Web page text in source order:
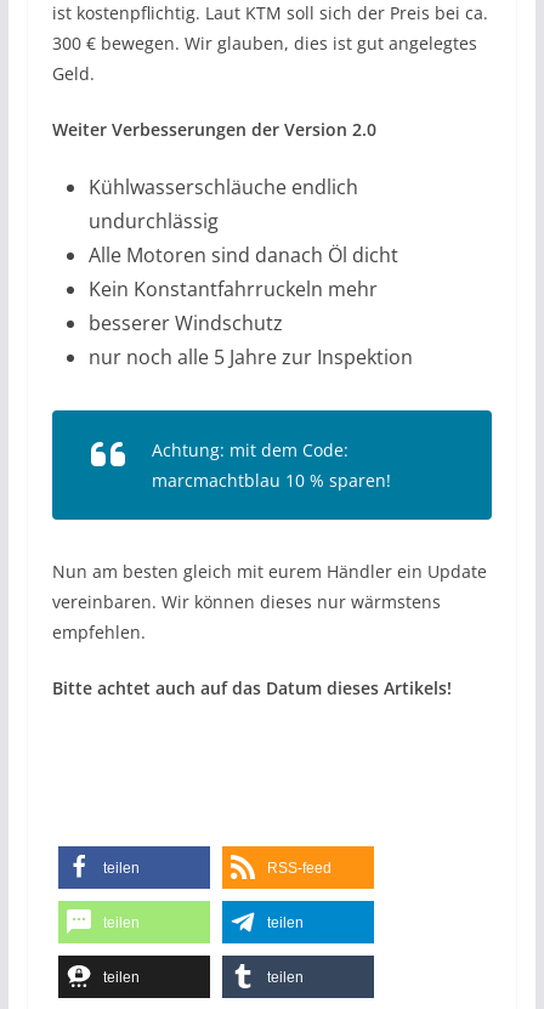
ist kostenpflichtig. Laut KTM soll sich der Preis bei ca.
300 € bewegen. Wir glauben, dies ist gut angelegtes
Geld.
Weiter Verbesserungen der Version 2.0
Kühlwasserschläuche endlich
undurchlässig
Alle Motoren sind danach Öl dicht
Kein Konstantfahrruckeln mehr
besserer Windschutz
nur noch alle 5 Jahre zur Inspektion
Achtung: mit dem Code:
marcmachtblau 10 % sparen!
Nun am besten gleich mit eurem Händler ein Update
vereinbaren. Wir können dieses nur wärmstens
empfehlen.
Bitte achtet auch auf das Datum dieses Artikels!
teilen RSS-feed
teilen teilen
teilen teilen